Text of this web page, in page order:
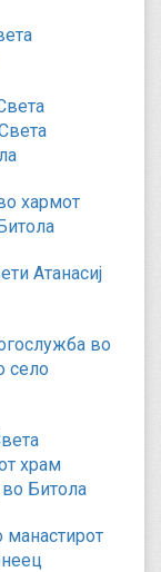
хармот
Атанасиј
во
село
храм
Битола
манастирот